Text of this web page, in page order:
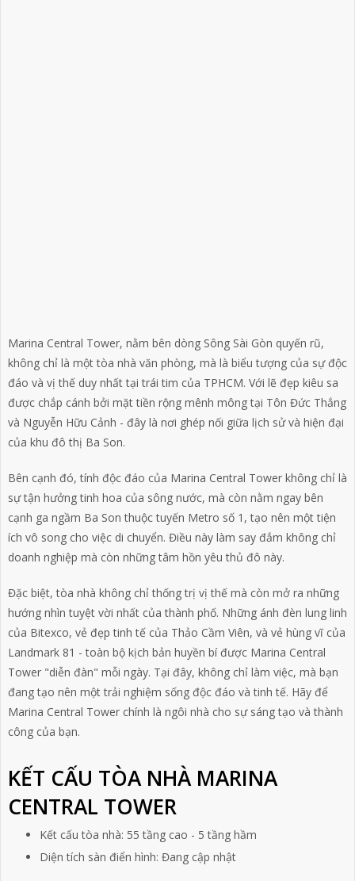
Marina Central Tower, nằm bên dòng Sông Sài Gòn quyến rũ,
không chỉ là một tòa nhà văn phòng, mà là biểu tượng của sự độc
đáo và vị thế duy nhất tại trái tim của TPHCM. Với lẽ đẹp kiêu sa
được chắp cánh bởi mặt tiền rộng mênh mông tại Tôn Đức Thắng
và Nguyễn Hữu Cảnh - đây là nơi ghép nối giữa lịch sử và hiện đại
của khu đô thị Ba Son.
Bên cạnh đó, tính độc đáo của Marina Central Towerkhông chỉ là
sự tận hưởng tinh hoa của sông nước, mà còn nằm ngay bên
cạnh ga ngầm Ba Son thuộc tuyến Metro số 1, tạo nên một tiện
ích vô song cho việc di chuyển. Điều này làm say đắm không chỉ
doanh nghiệp mà còn những tâm hồn yêu thủ đô này.
Đặc biệt, tòa nhà không chỉ thống trị vị thế mà còn mở ra những
hướng nhìn tuyệt vời nhất của thành phố. Những ánh đèn lung linh
của Bitexco, vẻ đẹp tinh tế của Thảo Cầm Viên, và vẻ hùng vĩ của
Landmark 81 - toàn bộ kịch bản huyền bí được Marina Central
Tower"diễn đàn" mỗi ngày. Tại đây, không chỉ làm việc, mà bạn
đang tạo nên một trải nghiệm sống độc đáo và tinh tế. Hãy để
Marina Central Tower chính là ngôi nhà cho sự sáng tạo và thành
công của bạn.
KẾT CẤU TÒA NHÀ MARINA
CENTRAL TOWER
Kết cấu tòa nhà: 55 tầng cao - 5 tầng hầm
Diện tích sàn điển hình: Đang cập nhật